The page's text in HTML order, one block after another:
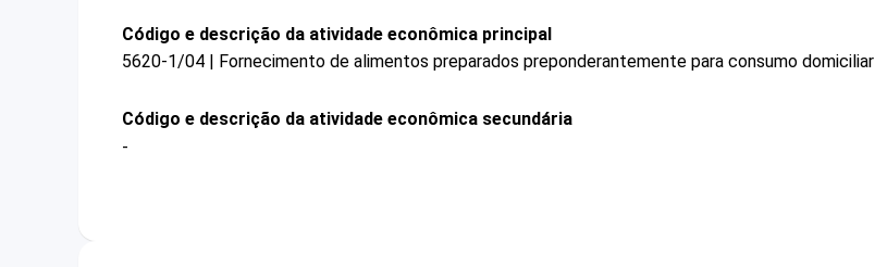
Código e descrição da atividade econômica principal
5620-1/04 | Fornecimento de alimentos preparados preponderantemente para consumo domiciliar
Código e descrição da atividade econômica secundária
-